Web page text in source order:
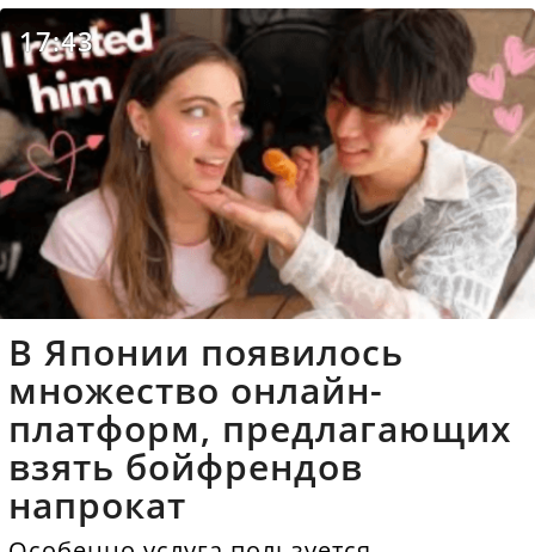
17:43
В Японии появилось
множество онлайн-
платформ, предлагающих
взять бойфрендов
напрокат